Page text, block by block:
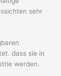
sehr
dass sie in
werden.